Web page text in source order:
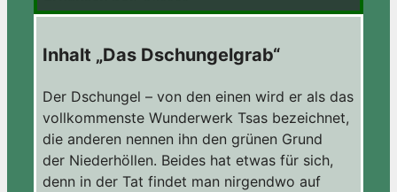
Inhalt „Das Dschungelgrab“
Der Dschungel – von den einen wird er als das
vollkommenste Wunderwerk Tsas bezeichnet,
die anderen nennen ihn den grünen Grund
der Niederhöllen. Beides hat etwas für sich,
denn in der Tat findet man nirgendwo auf